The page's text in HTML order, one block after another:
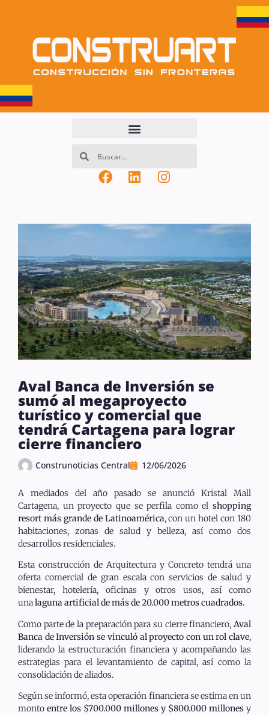
Aval Banca de Inversión se
sumó al megaproyecto
turístico y comercial que
tendrá Cartagena para lograr
cierre financiero
Construnoticias Central 12/06/2026
A mediados del año pasado se anunció Kristal Mall
Cartagena, un proyecto que se perfila como el shopping
resort más grande de Latinoamérica, con un hotel con 180
habitaciones, zonas de salud y belleza, así como dos
desarrollos residenciales.
Esta construcción de Arquitectura y Concreto tendrá una
oferta comercial de gran escala con servicios de salud y
bienestar, hotelería, oficinas y otros usos, así como
unalaguna artificial de más de 20.000 metros cuadrados.
Como parte de la preparación para su cierre financiero, Aval
Banca de Inversión se vinculó al proyecto con un rol clave,
liderando la estructuración financiera y acompañando las
estrategias para el levantamiento de capital, así como la
consolidación de aliados.
Según se informó, esta operación financiera se estima en un
monto entre los $700.000 millones y $800.000 millones y